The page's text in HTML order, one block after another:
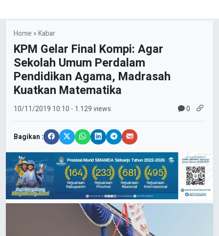
Home »Kabar
KPM Gelar Final Kompi: Agar
Sekolah Umum Perdalam
Pendidikan Agama, Madrasah
Kuatkan Matematika
10/11/2019 10:10 - 1.129 views 0
Bagikan :